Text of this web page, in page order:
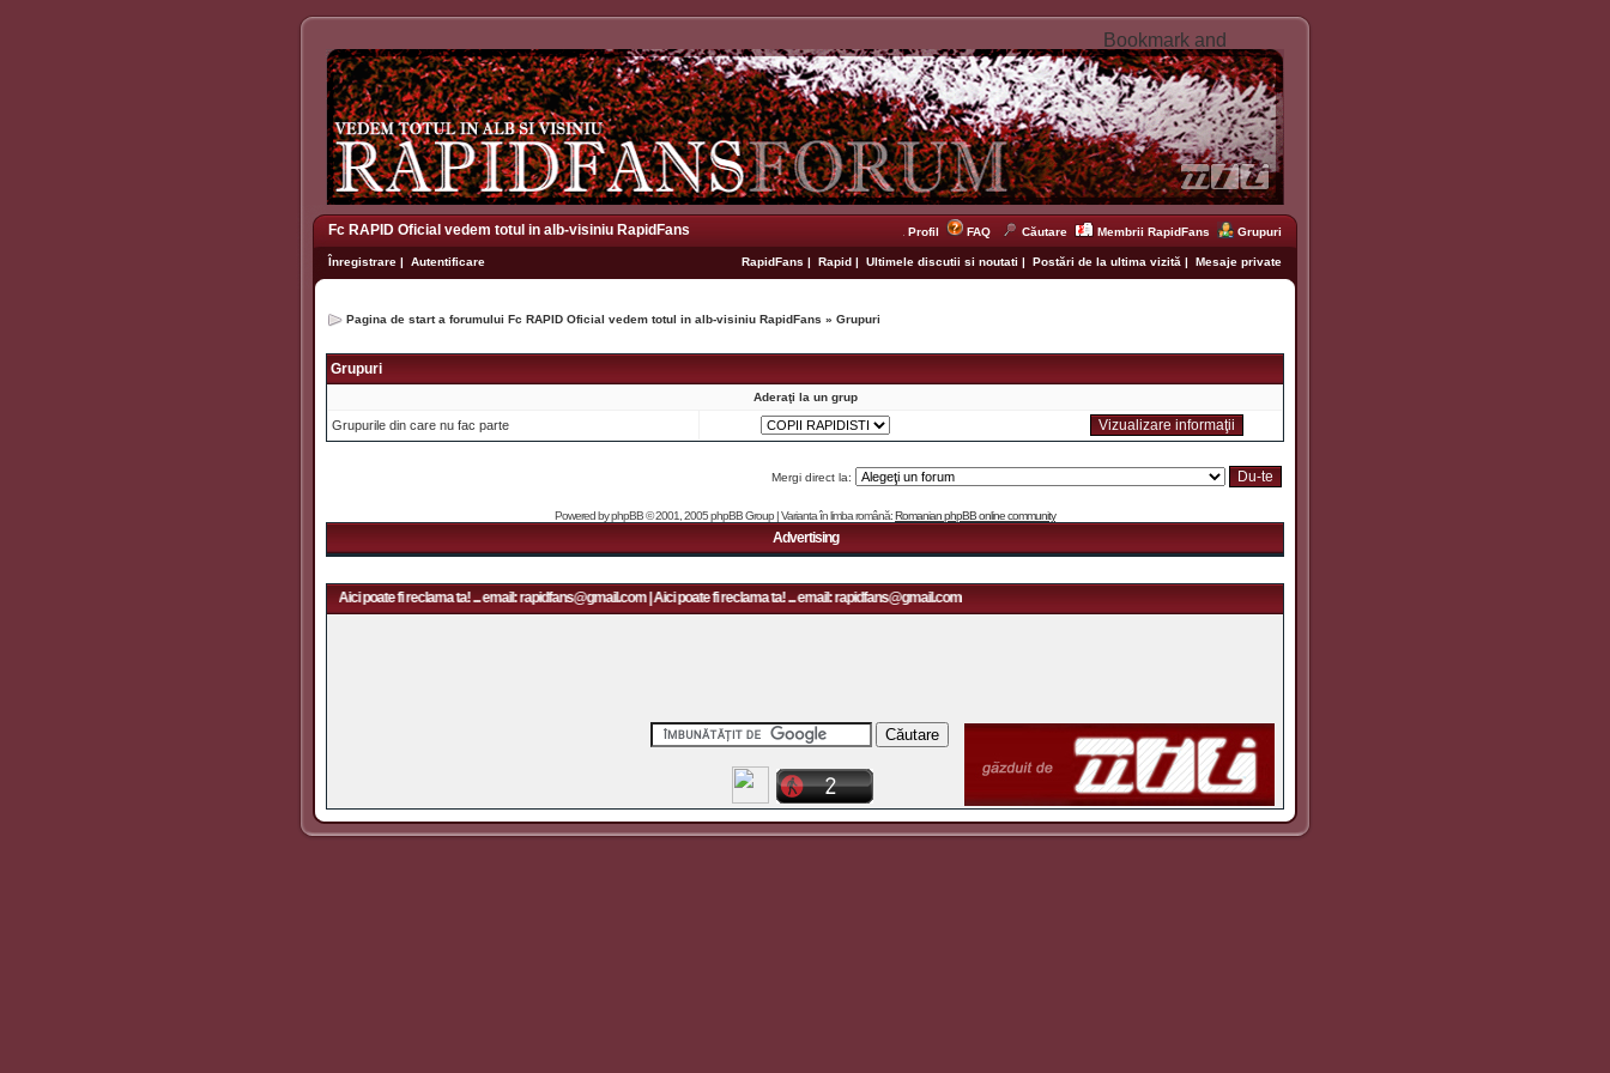
Fc RAPID Oficial vedem totul in alb-visiniu RapidFans Profil FAQ Căutare Membrii RapidFans Grupuri
Înregistrare | Autentificare RapidFans | Rapid | Ultimele discutii si noutati | Postări de la ultima vizită | Mesaje private
Pagina de start a forumului Fc RAPID Oficial vedem totul in alb-visiniu RapidFans » Grupuri
Grupuri
Aderaţi la un grup
Grupurile din care nu fac parte
Mergi direct la:
Powered byphpBB© 2001, 2005 phpBB Group | Varianta în limba română:Romanian phpBB online community
Advertising
Aici poate fi reclama ta! ... email: rapidfans@gmail.com | Aici poate fi reclama ta! ... email: rapidfans@gmail.com | Aici poate fi reclama ta! ... email: rapidfans@gmail.com